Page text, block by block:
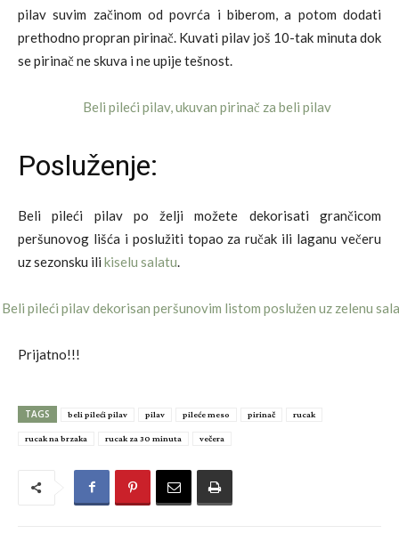
pilav suvim začinom od povrća i biberom, a potom dodati
prethodno propran pirinač. Kuvati pilav još 10-tak minuta dok
se pirinač ne skuva i ne upije tešnost.
Posluženje:
Beli pileći pilav po želji možete dekorisati grančicom
peršunovog lišća i poslužiti topao za ručak ili laganu večeru
uz sezonsku ili kiselu salatu.
Prijatno!!!
TAGS beli pileći pilav pilav pileće meso pirinač rucak
rucak na brzaka rucak za 30 minuta večera